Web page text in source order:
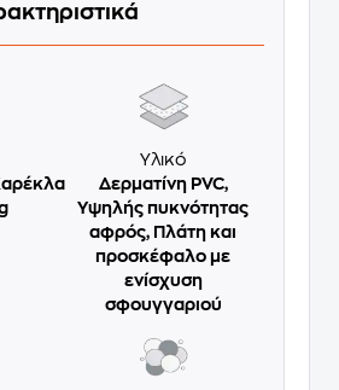
Υλικό
Δερματίνη PVC,
Υψηλής πυκνότητας
αφρός, Πλάτη και
προσκέφαλο με
ενίσχυση
σφουγγαριού